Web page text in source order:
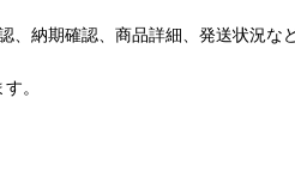
納期確認、商品詳細、発送状況な
。